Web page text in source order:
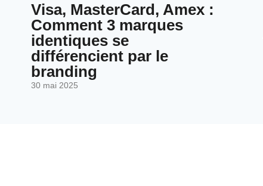
Visa, MasterCard, Amex :
Comment 3 marques
identiques se
différencient par le
branding
30 mai 2025